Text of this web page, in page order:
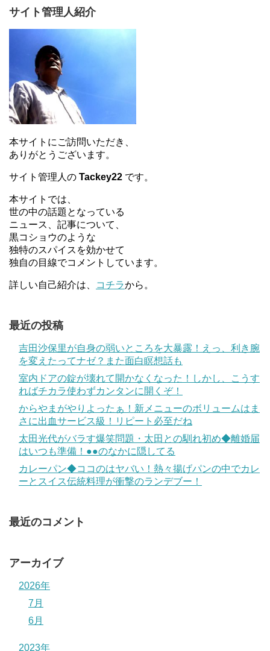
サイト管理人紹介
本サイトにご訪問いただき、
ありがとうございます。
サイト管理人の Tackey22 です。
本サイトでは、
世の中の話題となっている
ニュース、記事について、
黒コショウのような
独特のスパイスを効かせて
独自の目線でコメントしています。
詳しい自己紹介は、 コチラから。
最近の投稿
吉田沙保里が自身の弱いところを大暴露！えっ、利き腕
を変えたってナゼ？また面白瞑想話も
室内ドアの錠が壊れて開かなくなった！しかし、こうす
ればチカラ使わずカンタンに開くぞ！
からやまがやりよったぁ！新メニューのボリュームはま
さに出血サービス級！リピート必至だね
太田光代がバラす爆笑問題・太田との馴れ初め◆離婚届
はいつも準備！●●のなかに隠してる
カレーパン◆ココのはヤバい！熱々揚げパンの中でカレ
ーとスイス伝統料理が衝撃のランデブー！
最近のコメント
アーカイブ
2026年
7月
6月
2023年